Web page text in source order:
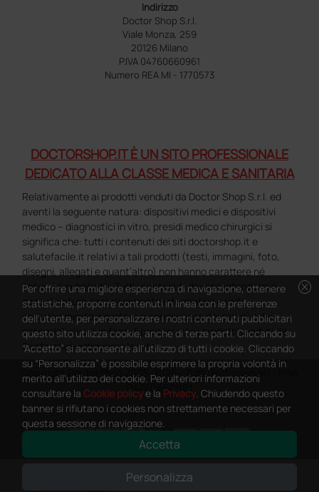
Indirizzo
Doctor Shop S.r.l.
Viale Monza, 259
20126 Milano
P.IVA 04760660961
Numero REA MI - 1770573
DOCTORSHOP.IT È UN SITO PROFESSIONALE
DEDICATO ALLA CLASSE MEDICA E SANITARIA
Relativamente ai prodotti venduti da Doctor Shop S.r.l. ed
aventi la seguente natura: dispositivi medici e dispositivi
medico – diagnostici in vitro, presidi medico chirurgici si
significa che: tutti i contenuti dei siti doctorshop.it e
salutefacile.it relativi a tali prodotti (testi, immagini, foto,
disegni, allegati e quant’altro) non hanno carattere né
natura di pubblicità. Tutti i contenuti devono intendersi e
sono di natura esclusivamente informativa e volti
esclusivamente a portare a conoscenza dei clienti e dei
potenziali clienti in fase di preacquisto i prodotti venduti da
Doctorshop attraverso la rete.
Copyright DoctorShop 2005-2026 - Tutti diritti riservati - P.IVA
04760660961
This site is protected by reCAPTCHA and the Google
Terms of Service apply.
cancel
Per offrire una migliore esperienza di navigazione, ottenere
statistiche, proporre contenuti in linea con le preferenze
dell'utente, per personalizzare i nostri contenuti pubblicitari
questo sito utilizza cookie, anche di terze parti. Cliccando su
“Accetto” si acconsente all'utilizzo di tutti i cookie. Cliccando
su “Personalizza” è possibile esprimere la propria volontà in
merito all'utilizzo dei cookie. Per ulteriori informazioni
consultare la Cookie policye la Privacy. Chiudendo questo
banner si rifiutano i cookies non strettamente necessari per
questa sessione di navigazione.
Accetta
Personalizza